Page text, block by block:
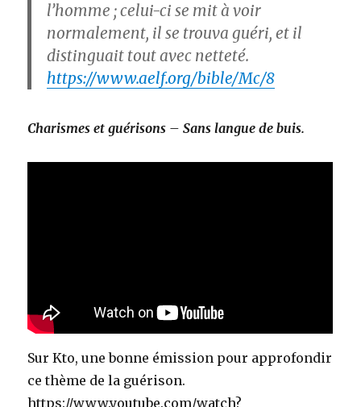
l’homme ; celui-ci se mit à voir
normalement, il se trouva guéri, et il
distinguait tout avec netteté.
https://www.aelf.org/bible/Mc/8
Charismes et guérisons – Sans langue de buis.
Sur Kto, une bonne émission pour approfondir
ce thème de la guérison.
https://www.youtube.com/watch?